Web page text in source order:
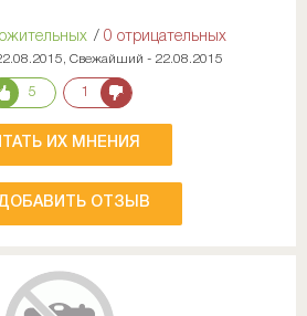
/ 0 отрицательных
Свежайший - 22.08.2015
5 1
ИХ МНЕНИЯ
ОТЗЫВ